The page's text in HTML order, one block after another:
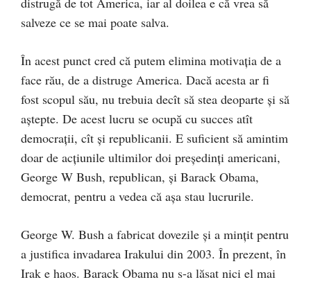
salveze ce se mai poate salva.
În acest punct cred că putem elimina motivația de a
face rău, de a distruge America. Dacă acesta ar fi
fost scopul său, nu trebuia decît să stea deoparte și să
aștepte. De acest lucru se ocupă cu succes atît
democrații, cît și republicanii. E suficient să amintim
doar de acțiunile ultimilor doi președinți americani,
George W Bush, republican, și Barack Obama,
democrat, pentru a vedea că așa stau lucrurile.
George W. Bush a fabricat dovezile și a mințit pentru
a justifica invadarea Irakului din 2003. În prezent, în
Irak e haos. Barack Obama nu s-a lăsat nici el mai